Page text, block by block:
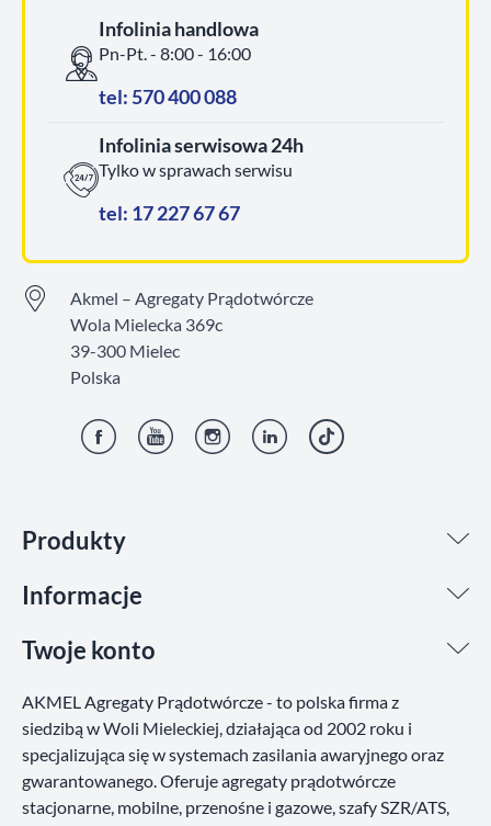
Produkty
Informacje
Twoje konto
Infolinia handlowa
Pn-Pt. - 8:00 - 16:00
tel: 570 400 088
Infolinia serwisowa 24h
Tylko w sprawach serwisu
tel: 17 227 67 67
Akmel – Agregaty Prądotwórcze
Wola Mielecka 369c
39-300 Mielec
Polska
AKMEL Agregaty Prądotwórcze - to polska firma z
siedzibą w Woli Mieleckiej, działająca od 2002 roku i
specjalizująca się w systemach zasilania awaryjnego oraz
gwarantowanego. Oferuje agregaty prądotwórcze
stacjonarne, mobilne, przenośne i gazowe, szafy SZR/ATS,